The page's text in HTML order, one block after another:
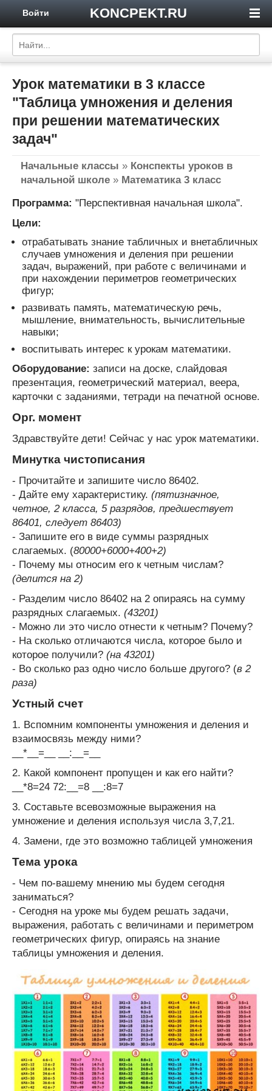
KONCPEKT.RU
Войти
Урок математики в 3 классе
"Таблица умножения и деления
при решении математических
задач"
Начальные классы » Конспекты уроков в
начальной школе » Математика 3 класс
Программа: "Перспективная начальная школа".
Цели:
отрабатывать знание табличных и внетабличных
случаев умножения и деления при решении
задач, выражений, при работе с величинами и
при нахождении периметров геометрических
фигур;
развивать память, математическую речь,
мышление, внимательность, вычислительные
навыки;
воспитывать интерес к урокам математики.
Оборудование: записи на доске, слайдовая
презентация, геометрический материал, веера,
карточки с заданиями, тетради на печатной основе.
Орг. момент
Здравствуйте дети! Сейчас у нас урок математики.
Минутка чистописания
- Прочитайте и запишите число 86402.
- Дайте ему характеристику. (пятизначное,
четное, 2 класса, 5 разрядов, предшествует
86401, следует 86403)
- Запишите его в виде суммы разрядных
слагаемых. (80000+6000+400+2)
- Почему мы относим его к четным числам?
(делится на 2)
- Разделим число 86402 на 2 опираясь на сумму
разрядных слагаемых. (43201)
- Можно ли это число отнести к четным? Почему?
- На сколько отличаются числа, которое было и
которое получили? (на 43201)
- Во сколько раз одно число больше другого? (в 2
раза)
Устный счет
1. Вспомним компоненты умножения и деления и
взаимосвязь между ними?
__*__=__ __:__=__
2. Какой компонент пропущен и как его найти?
__*8=24 72:__=8 __:8=7
3. Составьте всевозможные выражения на
умножение и деления используя числа 3,7,21.
4. Замени, где это возможно таблицей умножения
Тема урока
- Чем по-вашему мнению мы будем сегодня
заниматься?
- Сегодня на уроке мы будем решать задачи,
выражения, работать с величинами и периметром
геометрических фигур, опираясь на знание
таблицы умножения и деления.